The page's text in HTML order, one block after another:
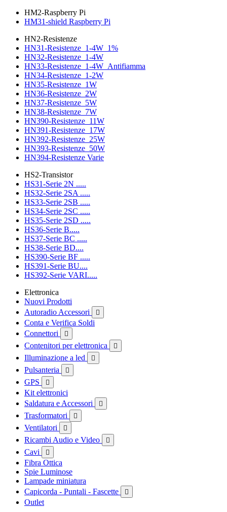
HM2-Raspberry Pi
HM31-shield Raspberry Pi
HN2-Resistenze
HN31-Resistenze_1-4W_1%
HN32-Resistenze_1-4W
HN33-Resistenze_1-4W_Antifiamma
HN34-Resistenze_1-2W
HN35-Resistenze_1W
HN36-Resistenze_2W
HN37-Resistenze_5W
HN38-Resistenze_7W
HN390-Resistenze_11W
HN391-Resistenze_17W
HN392-Resistenze_25W
HN393-Resistenze_50W
HN394-Resistenze Varie
HS2-Transistor
HS31-Serie 2N .....
HS32-Serie 2SA .....
HS33-Serie 2SB .....
HS34-Serie 2SC .....
HS35-Serie 2SD .....
HS36-Serie B.....
HS37-Serie BC .....
HS38-Serie BD....
HS390-Serie BF .....
HS391-Serie BU....
HS392-Serie VARI.....
Elettronica
Nuovi Prodotti
Autoradio Accessori

Conta e Verifica Soldi
Connettori

Contenitori per elettronica 
Illuminazione a led 
Pulsanteria 
GPS 
Kit elettronici
Saldatura e Accessori

Trasformatori 
Ventilatori 
Ricambi Audio e Video 
Cavi 
Fibra Ottica
Spie Luminose
Lampade miniatura
Capicorda - Puntali - Fascette

Outlet